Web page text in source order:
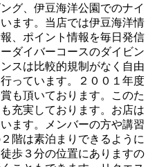
グ、伊豆海洋公園でのナイ
ます。当店では伊豆海洋情
、ポイント情報を毎日発信
ダイバーコースのダイビン
スは比較的規制がなく自由
っています。２００１年度
も頂いております。このた
充実しております。お店は
ます。メンバーの方や講習
階は素泊まりできるように
歩３分の位置にありますの